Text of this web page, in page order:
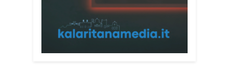
inserito nel percorso “Cagliari Città della
Pace e del Mediterraneo”, progetto che
promuove il dialogo e la collaborazione